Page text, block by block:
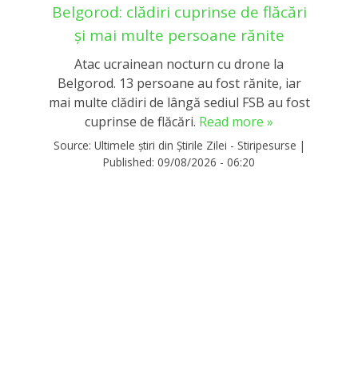
Belgorod: clădiri cuprinse de flăcări
și mai multe persoane rănite
Atac ucrainean nocturn cu drone la
Belgorod. 13 persoane au fost rănite, iar
mai multe clădiri de lângă sediul FSB au fost
cuprinse de flăcări. Read more »
Source: Ultimele știri din Știrile Zilei - Stiripesurse |
Published: 09/08/2026 - 06:20